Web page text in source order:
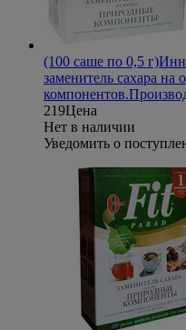
(100 саше по 0,5 г)
заменитель сахара на
компонентов.
219Цена
Нет в наличии
Уведомить о